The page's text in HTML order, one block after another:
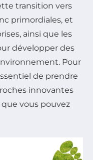
transition vers
primordiales, et
ainsi que les
développer des
Pour
de prendre
innovantes
vous pouvez